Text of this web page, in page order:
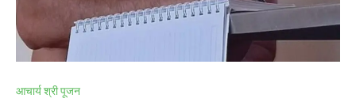
आचार्य श्री पूजन